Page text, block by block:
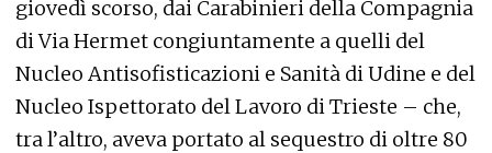
giovedì scorso, dai Carabinieri della Compagnia
di Via Hermet congiuntamente a quelli del
Nucleo Antisofisticazioni e Sanità di Udine e del
Nucleo Ispettorato del Lavoro di Trieste – che,
tra l’altro, aveva portato al sequestro di oltre 80